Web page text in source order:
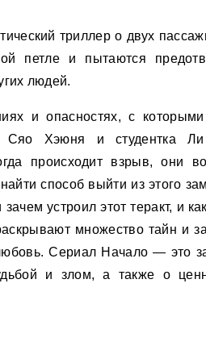
петле и пытаются
людей.
и опасностях, с которыми
Сяо Хэюня и студентка
происходит взрыв, они
способ выйти из этого
устроил этот теракт, и
множество тайн и
Сериал Начало — это
и злом, а также о